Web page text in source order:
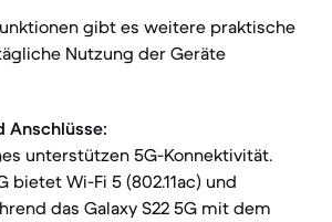
gibt es weitere praktische
Nutzung der Geräte
Anschlüsse:
unterstützen 5G-Konnektivität.
bietet Wi-Fi 5 (802.11ac) und
das Galaxy S22 5G mit dem